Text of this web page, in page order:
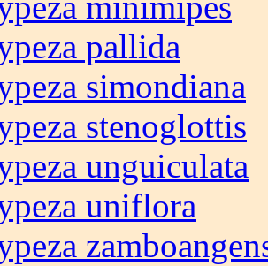
pallida
simondiana
stenoglottis
unguiculata
uniflora